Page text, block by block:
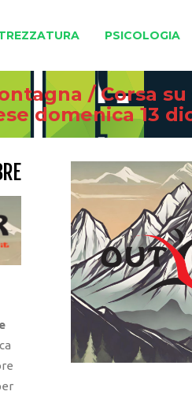
PSICOLOGIA
/Corsa
domenica 13